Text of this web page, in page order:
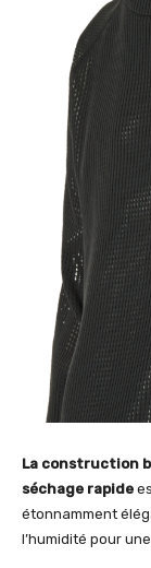
La construction
séchage rapide
étonnamment
l’humidité pour